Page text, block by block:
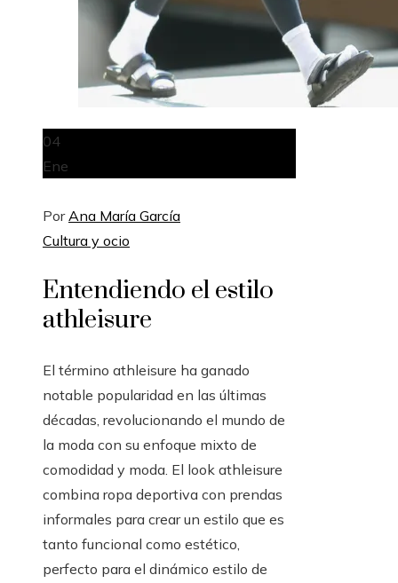
04
Ene
Por Ana María García
Cultura y ocio
Entendiendo el estilo
athleisure
El término athleisure ha ganado
notable popularidad en las últimas
décadas, revolucionando el mundo de
la moda con su enfoque mixto de
comodidad y moda. El look athleisure
combina ropa deportiva con prendas
informales para crear un estilo que es
tanto funcional como estético,
perfecto para el dinámico estilo de